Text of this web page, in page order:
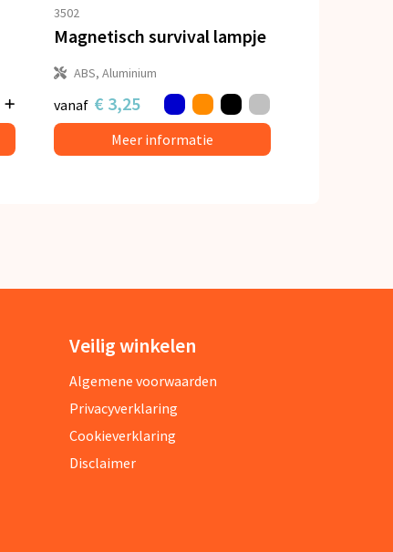
3502
Magnetisch survival lampje
ABS, Aluminium
vanaf € 3,25
Meer informatie
Veilig winkelen
Algemene voorwaarden
Privacyverklaring
Cookieverklaring
Disclaimer